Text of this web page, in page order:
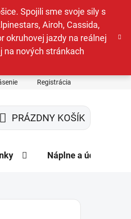
Spojili sme svoje sily s
Airoh, Cassida,
okruhovej jazdy na reálnej
na nových stránkach
Registrácia
KOŠÍK
PRÁZDNY KOŠÍK
Náplne a údržba